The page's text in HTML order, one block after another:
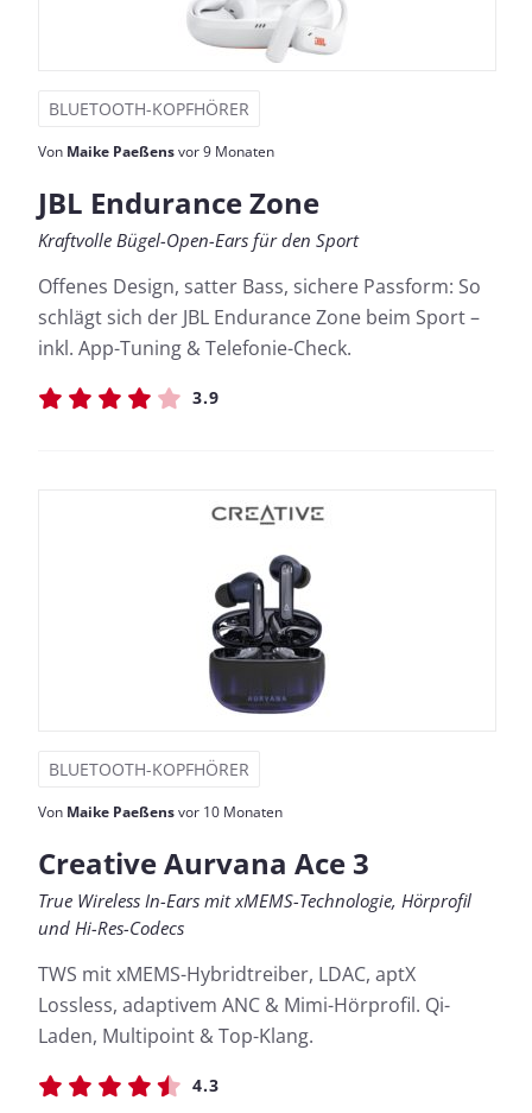
BLUETOOTH-KOPFHÖRER
Von Maike Paeßensvor 9 Monaten
JBL Endurance Zone
Kraftvolle Bügel-Open-Ears für den Sport
Offenes Design, satter Bass, sichere Passform: So
schlägt sich der JBL Endurance Zone beim Sport –
inkl. App-Tuning & Telefonie-Check.
3.9
BLUETOOTH-KOPFHÖRER
Von Maike Paeßensvor 10 Monaten
Creative Aurvana Ace 3
True Wireless In-Ears mit xMEMS-Technologie, Hörprofil
und Hi-Res-Codecs
TWS mit xMEMS-Hybridtreiber, LDAC, aptX
Lossless, adaptivem ANC & Mimi-Hörprofil. Qi-
Laden, Multipoint & Top-Klang.
4.3